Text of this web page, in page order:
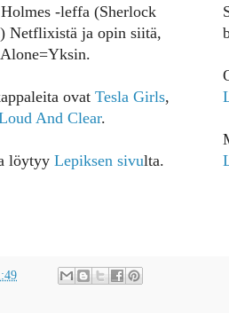
-leffa (Sherlock
Netflixistä ja opin siitä,
ovat Tesla Girls,
And Clear.
löytyy Lepiksen sivulta.